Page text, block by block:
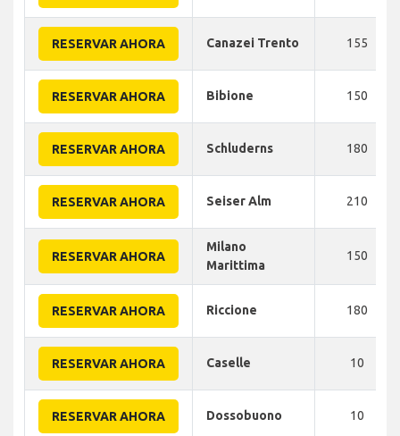
RESERVAR AHORA Canazei Trento 155
RESERVAR AHORA Bibione 150
RESERVAR AHORA Schluderns 180
RESERVAR AHORA Seiser Alm 210
RESERVAR AHORA
Milano
Marittima
150
RESERVAR AHORA Riccione 180
RESERVAR AHORA Caselle 10
RESERVAR AHORA Dossobuono 10